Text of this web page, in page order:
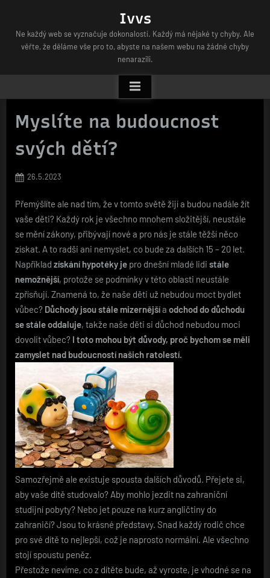
content
Ivvs
Ne každý web se vyznačuje dokonalostí. Každý má nějaké ty chyby. Ale
věřte, že děláme vše pro to, abyste na našem webu na žádné chyby
nenarazili.
Myslíte na budoucnost
svých dětí?
Posted
26.5.2023
Přemýšlíte ale nad tím, že v tomto světě žijí a budou nadále žít
vaše děti? Každý rok je všechno mnohem složitější, neustále
se mění zákony, přibývají nové a pro nás je stále těžší něco
získat. A to radši ani nemyslet, co bude za dalších 15 – 20 let.
Například získání hypotéky je pro dnešní mladé lidi stále
nemožnější, protože se podmínky v této oblasti neustále
zpřísňují. Znamená to, že naše děti už nebudou moct bydlet
vůbec? Důchody jsou stále mizernějšía odchod do důchodu
se stále oddaluje, takže naše děti si důchod nebudou moci
dovolit vůbec? I toto mohou být důvody, proč bychom se měli
zamyslet nad budoucností našich ratolestí.
Samozřejmě ale existuje spousta dalších důvodů. Přejete si,
aby vaše dítě studovalo? Aby mohlo jezdit na zahraniční
studijní pobyty? Nebo jet pouze na kurz angličtiny do
zahraničí? Jsou to krásné představy. Snad každý rodič chce
pro své dítě to nejlepší, což je naprosto normální. Ale všechno
stojí spoustu peněz.
Přestože nevíme, co z dítěte bude, až vyroste, je vhodné se na